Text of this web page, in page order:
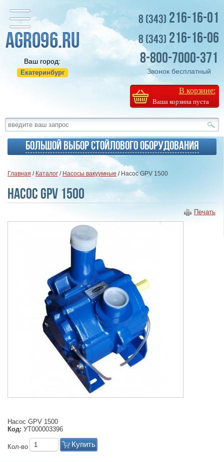
Ваш город:
Екатеринбург
8 (343) 216-16-01
8 (343) 216-16-06
8-800-7000-371
Звонок бесплатный
В корзине:
Ваша корзина пуста
Большой выбор стойлового оборудования
Главная / Каталог / Насосы вакуумные / Насос GPV 1500
Насос GPV 1500
Печать
Насос GPV 1500
Код: УТ000003396
Кол-во Купить